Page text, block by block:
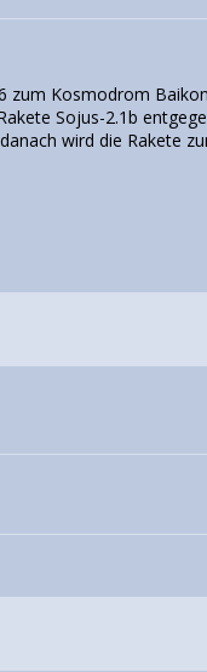
zum Kosmodrom
Sojus-2.1b
wird die Rakete